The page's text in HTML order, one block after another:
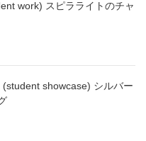
work) スピラライトのチャ
showcase) シルバー